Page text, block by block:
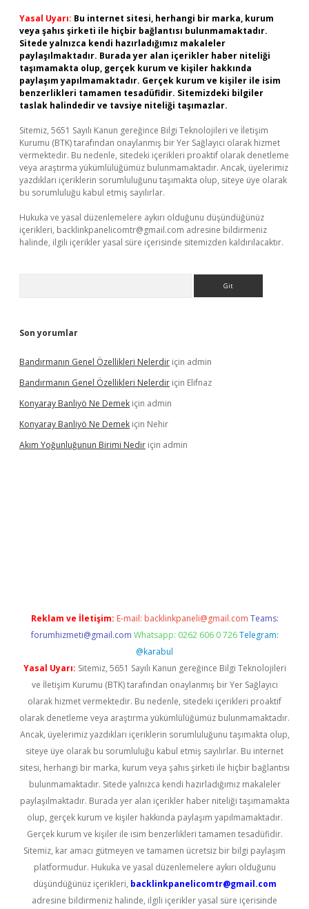
Yasal Uyarı: Bu internet sitesi, herhangi bir marka, kurum
veya şahıs şirketi ile hiçbir bağlantısı bulunmamaktadır.
Sitede yalnızca kendi hazırladığımız makaleler
paylaşılmaktadır. Burada yer alan içerikler haber niteliği
taşımamakta olup, gerçek kurum ve kişiler hakkında
paylaşım yapılmamaktadır. Gerçek kurum ve kişiler ile isim
benzerlikleri tamamen tesadüfidir. Sitemizdeki bilgiler
taslak halindedir ve tavsiye niteliği taşımazlar.
Sitemiz, 5651 Sayılı Kanun gereğince Bilgi Teknolojileri ve İletişim
Kurumu (BTK) tarafından onaylanmış bir Yer Sağlayıcı olarak hizmet
vermektedir. Bu nedenle, sitedeki içerikleri proaktif olarak denetleme
veya araştırma yükümlülüğümüz bulunmamaktadır. Ancak, üyelerimiz
yazdıkları içeriklerin sorumluluğunu taşımakta olup, siteye üye olarak
bu sorumluluğu kabul etmiş sayılırlar.
Hukuka ve yasal düzenlemelere aykırı olduğunu düşündüğünüz
içerikleri, backlinkpanelicomtr@gmail.com adresine bildirmeniz
halinde, ilgili içerikler yasal süre içerisinde sitemizden kaldırılacaktır.
Son yorumlar
Bandırmanın Genel Özellikleri Nelerdir için admin
Bandırmanın Genel Özellikleri Nelerdir için Elifnaz
Konyaray Banliyö Ne Demek için admin
Konyaray Banliyö Ne Demek için Nehir
Akım Yoğunluğunun Birimi Nedir için admin
Reklam ve İletişim: E-mail: backlinkpaneli@gmail.com Teams:
forumhizmeti@gmail.com Whatsapp: 0262 606 0 726 Telegram:
@karabul
Yasal Uyarı: Sitemiz, 5651 Sayılı Kanun gereğince Bilgi Teknolojileri
ve İletişim Kurumu (BTK) tarafından onaylanmış bir Yer Sağlayıcı
olarak hizmet vermektedir. Bu nedenle, sitedeki içerikleri proaktif
olarak denetleme veya araştırma yükümlülüğümüz bulunmamaktadır.
Ancak, üyelerimiz yazdıkları içeriklerin sorumluluğunu taşımakta olup,
siteye üye olarak bu sorumluluğu kabul etmiş sayılırlar. Bu internet
sitesi, herhangi bir marka, kurum veya şahıs şirketi ile hiçbir bağlantısı
bulunmamaktadır. Sitede yalnızca kendi hazırladığımız makaleler
paylaşılmaktadır. Burada yer alan içerikler haber niteliği taşımamakta
olup, gerçek kurum ve kişiler hakkında paylaşım yapılmamaktadır.
Gerçek kurum ve kişiler ile isim benzerlikleri tamamen tesadüfidir.
Sitemiz, kar amacı gütmeyen ve tamamen ücretsiz bir bilgi paylaşım
platformudur. Hukuka ve yasal düzenlemelere aykırı olduğunu
düşündüğünüz içerikleri, backlinkpanelicomtr@gmail.com
adresine bildirmeniz halinde, ilgili içerikler yasal süre içerisinde